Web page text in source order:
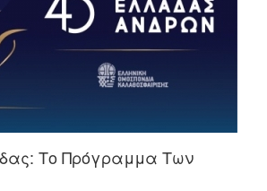
Το Πρόγραμμα Των